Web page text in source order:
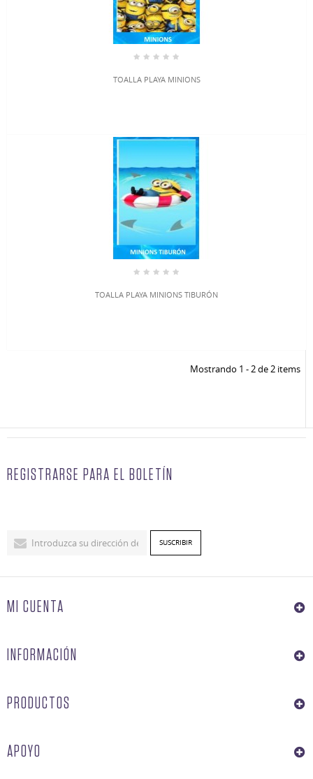
TOALLA PLAYA MINIONS
TOALLA PLAYA MINIONS TIBURÓN
Mostrando 1 - 2 de 2 items
REGISTRARSE PARA EL BOLETÍN
MI CUENTA
INFORMACIÓN
PRODUCTOS
APOYO